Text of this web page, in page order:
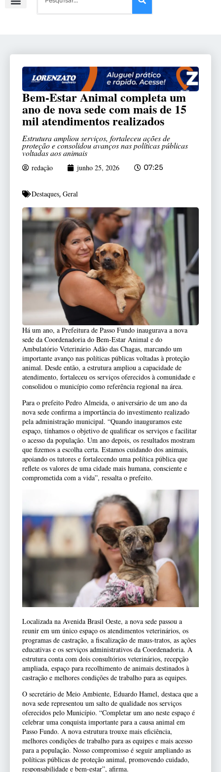
Bem-Estar Animal completa um
ano de nova sede com mais de 15
mil atendimentos realizados
Estrutura ampliou serviços, fortaleceu ações de
proteção e consolidou avanços nas políticas públicas
voltadas aos animais
redação junho 25, 2026 07:25
Destaques, Geral
Há um ano, a Prefeitura de Passo Fundo inaugurava a nova
sede da Coordenadoria do Bem-Estar Animal e do
Ambulatório Veterinário Adão das Chagas, marcando um
importante avanço nas políticas públicas voltadas à proteção
animal. Desde então, a estrutura ampliou a capacidade de
atendimento, fortaleceu os serviços oferecidos à comunidade e
consolidou o município como referência regional na área.
Para o prefeito Pedro Almeida, o aniversário de um ano da
nova sede confirma a importância do investimento realizado
pela administração municipal. “Quando inauguramos este
espaço, tínhamos o objetivo de qualificar os serviços e facilitar
o acesso da população. Um ano depois, os resultados mostram
que fizemos a escolha certa. Estamos cuidando dos animais,
apoiando os tutores e fortalecendo uma política pública que
reflete os valores de uma cidade mais humana, consciente e
comprometida com a vida”, ressalta o prefeito.
Localizada na Avenida Brasil Oeste, a nova sede passou a
reunir em um único espaço os atendimentos veterinários, os
programas de castração, a fiscalização de maus-tratos, as ações
educativas e os serviços administrativos da Coordenadoria. A
estrutura conta com dois consultórios veterinários, recepção
ampliada, espaço para recolhimento de animais destinados à
castração e melhores condições de trabalho para as equipes.
O secretário de Meio Ambiente, Eduardo Hamel, destaca que a
nova sede representou um salto de qualidade nos serviços
oferecidos pelo Município. “Completar um ano neste espaço é
celebrar uma conquista importante para a causa animal em
Passo Fundo. A nova estrutura trouxe mais eficiência,
melhores condições de trabalho para as equipes e mais acesso
para a população. Nosso compromisso é seguir ampliando as
políticas públicas de proteção animal, promovendo cuidado,
responsabilidade e bem-estar”, afirma.